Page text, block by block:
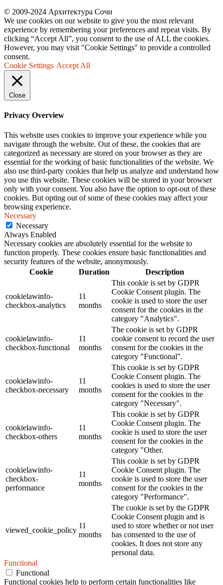
© 2009-2024 Архитектура Сочи
We use cookies on our website to give you the most relevant
experience by remembering your preferences and repeat visits. By
clicking “Accept All”, you consent to the use of ALL the cookies.
However, you may visit "Cookie Settings" to provide a controlled
consent.
Cookie Settings Accept All
Close
Privacy Overview
This website uses cookies to improve your experience while you
navigate through the website. Out of these, the cookies that are
categorized as necessary are stored on your browser as they are
essential for the working of basic functionalities of the website. We
also use third-party cookies that help us analyze and understand how
you use this website. These cookies will be stored in your browser
only with your consent. You also have the option to opt-out of these
cookies. But opting out of some of these cookies may affect your
browsing experience.
Necessary
Necessary
Always Enabled
Necessary cookies are absolutely essential for the website to
function properly. These cookies ensure basic functionalities and
security features of the website, anonymously.
Cookie
Duration Description
cookielawinfo-
checkbox-analytics
11
months
This cookie is set by GDPR
Cookie Consent plugin. The
cookie is used to store the user
consent for the cookies in the
category "Analytics".
cookielawinfo-
checkbox-functional
11
months
The cookie is set by GDPR
cookie consent to record the user
consent for the cookies in the
category "Functional".
cookielawinfo-
checkbox-necessary
11
months
This cookie is set by GDPR
Cookie Consent plugin. The
cookies is used to store the user
consent for the cookies in the
category "Necessary".
cookielawinfo-
checkbox-others
11
months
This cookie is set by GDPR
Cookie Consent plugin. The
cookie is used to store the user
consent for the cookies in the
category "Other.
cookielawinfo-
checkbox-
performance
11
months
This cookie is set by GDPR
Cookie Consent plugin. The
cookie is used to store the user
consent for the cookies in the
category "Performance".
viewed_cookie_policy
11
months
The cookie is set by the GDPR
Cookie Consent plugin and is
used to store whether or not user
has consented to the use of
cookies. It does not store any
personal data.
Functional
Functional
Functional cookies help to perform certain functionalities like